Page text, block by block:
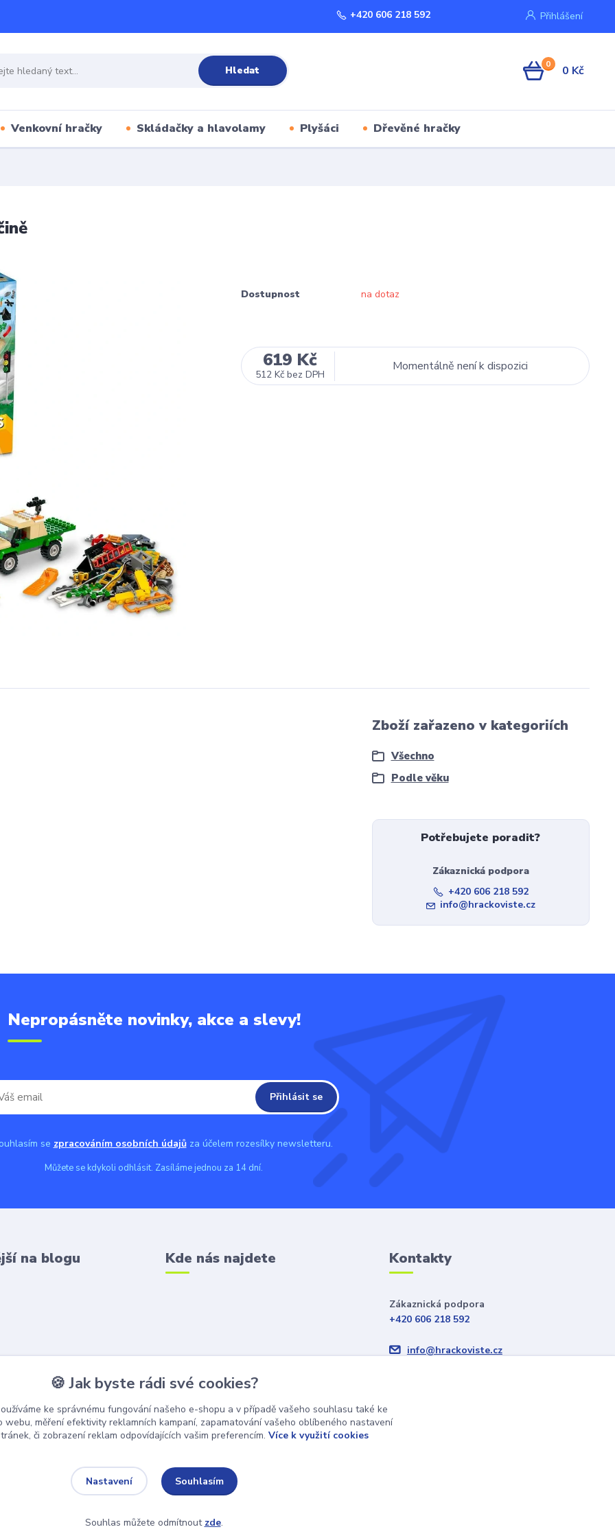
Přihlášení
Hledat
+420 606 218 592
0 0 Kč
Venkovní hračky Skládačky a hlavolamy Plyšáci Dřevěné hračky
Dostupnost na dotaz
619 Kč
512 Kč bez DPH
Momentálně není k dispozici
Zboží zařazeno v kategoriích
Všechno
Podle věku
Potřebujete poradit?
Zákaznická podpora
+420 606 218 592
info@hrackoviste.cz
Nepropásněte novinky, akce a slevy!
Přihlásit se
se zpracováním osobních údajůza účelem rozesílky newsletteru.
Můžete se kdykoli odhlásit. Zasíláme jednou za 14 dní.
na blogu Kde nás najdete Kontakty
Zákaznická podpora
+420 606 218 592
info@hrackoviste.cz
🍪 Jak byste rádi své cookies?
ke správnému fungování našeho e-shopu a v případě vašeho souhlasu také ke
měření efektivity reklamních kampaní, zapamatování vašeho oblíbeného nastavení
či zobrazení reklam odpovídajících vašim preferencím. Více k využití cookies
Nastavení Souhlasím
Souhlas můžete odmítnout zde.